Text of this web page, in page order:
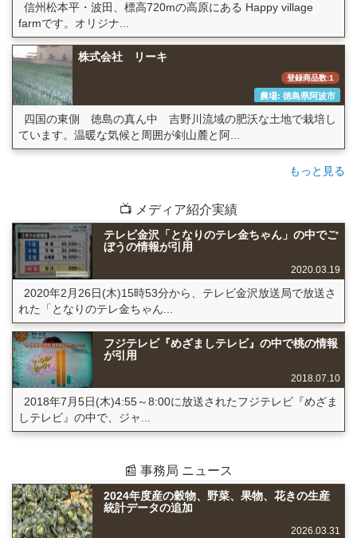
信州松本平・波田、標高720mの高原にある Happy village
farmです。オリジナ...
株式会社 リーキ
登録商品数:1
農場: 徳島県阿波市
四国の東側 徳島の真ん中 吉野川流域の肥沃な土地で栽培し
ています。温暖な気候と周囲が剣山麓と阿...
もっと見る
📺 メディア紹介実績
テレビ金沢「となりのテレ金ちゃん」の中でご
ぼうの情報が引用
2020.03.19
2020年2月26日(木)15時53分から、テレビ金沢放送局で放送さ
れた「となりのテレ金ちゃん...
フジテレビ『めざましテレビ』の中で桃の情報
が引用
2018.07.10
2018年7月5日(木)4:55～8:00に放送されたフジテレビ『めざま
しテレビ』の中で、ジャ...
📰 事務局 ニュース
2024年度産の穀物、野菜、果物、花きの生産
統計データの追加
2026.03.31